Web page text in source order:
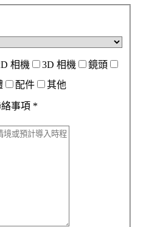
相機 3D 相機
鏡頭
配件 其他
事項 *